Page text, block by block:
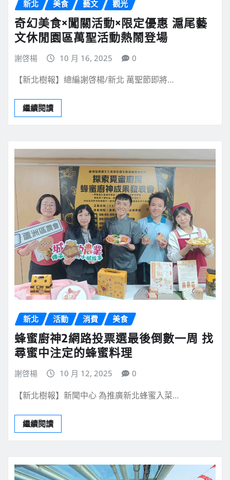
新北 美食 藝文 觀光
奇幻美食×闖關活動×限定優惠 滬尾藝
文休閒園區萬聖活動熱鬧登場
謝啓楊 10 月 16, 2025 0
【新北樹報】總編謝啓楊/新北 萬聖節即將…
繼續閱讀
新北 活動 消費 美食
蜂蜜廚神2網路投票選最後倒數一周 找
尋蜜中注定的蜂蜜料理
謝啓楊 10 月 12, 2025 0
【新北樹報】新聞中心 為推廣新北蜂蜜入菜…
繼續閱讀